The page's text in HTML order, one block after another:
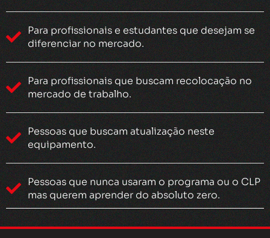
Para profissionais e estudantes que desejam se
diferenciar no mercado.
Para profissionais que buscam recolocação no
mercado de trabalho.
Pessoas que buscam atualização neste
equipamento.
Pessoas que nunca usaram o programa ou o CLP
mas querem aprender do absoluto zero.